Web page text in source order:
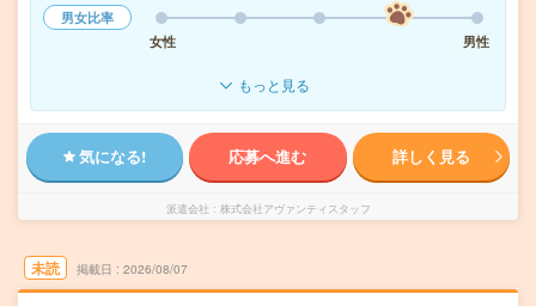
男女比率
女性
男性
もっと見る
気になる! 応募へ進む 詳しく見る
派遣会社 株式会社アヴァンティスタッフ
未読 掲載日 2026/08/07